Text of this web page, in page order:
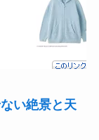
い絶景と天